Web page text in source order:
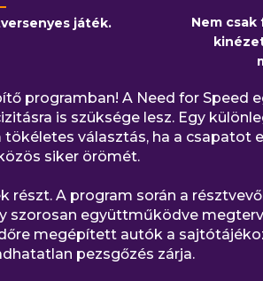
játék.
Nem
programban! A Need for Speed
is szüksége lesz. Egy
választás, ha a csapatot
siker örömét.
részt. A program során a
szorosan együttműködve
megépített autók a
pezsgőzés zárja.